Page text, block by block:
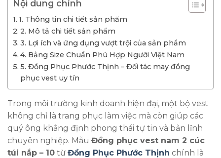
Nội dung chính
1. Thông tin chi tiết sản phẩm
2. Mô tả chi tiết sản phẩm
3. Lợi ích và ứng dụng vượt trội của sản phẩm
4. Bảng Size Chuẩn Phù Hợp Người Việt Nam
5. Đồng Phục Phước Thịnh – Đối tác may đồng
phục vest uy tín
Trong môi trường kinh doanh hiện đại, một bộ vest
không chỉ là trang phục làm việc mà còn giúp các
quý ông khẳng định phong thái tự tin và bản lĩnh
chuyên nghiệp. Mẫu Đồng phục vest nam 2 cúc
túi nắp – 10 từ Đồng Phục Phước Thịnh chính là